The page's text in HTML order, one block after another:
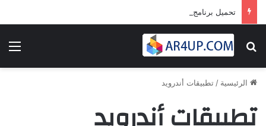
بحث عن
الرئيسية / تطبيقات أندرويد